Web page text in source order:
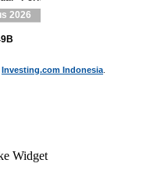
Investing.com Indonesia